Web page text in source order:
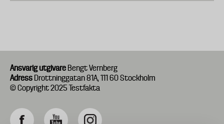
Ansvarig utgivare Bengt Vernberg
Adress Drottninggatan 81A, 111 60 Stockholm
© Copyright 2025 Testfakta